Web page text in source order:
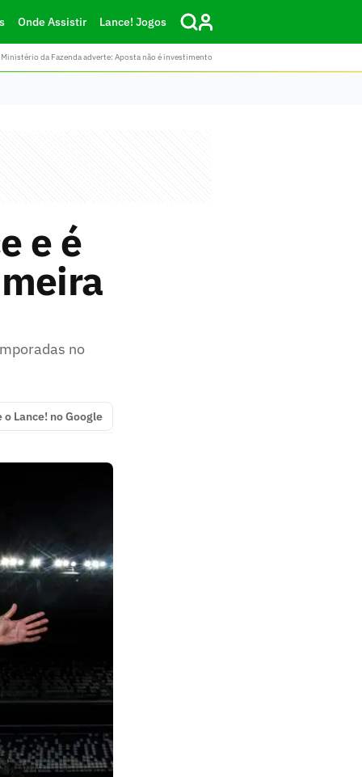
Onde Assistir Lance! Jogos
da Fazenda adverte: Aposta não é investimento
e é
no
o Lance! no Google